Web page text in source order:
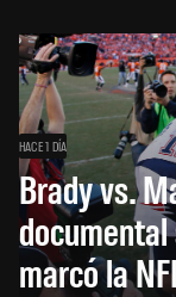
HACE 1 DÍA
Brady vs.
marcó la